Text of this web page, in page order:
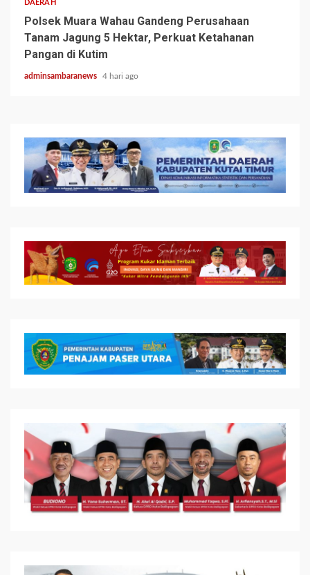
DAERAH
Polsek Muara Wahau Gandeng Perusahaan
Tanam Jagung 5 Hektar, Perkuat Ketahanan
Pangan di Kutim
adminsambaranews 4 hari ago